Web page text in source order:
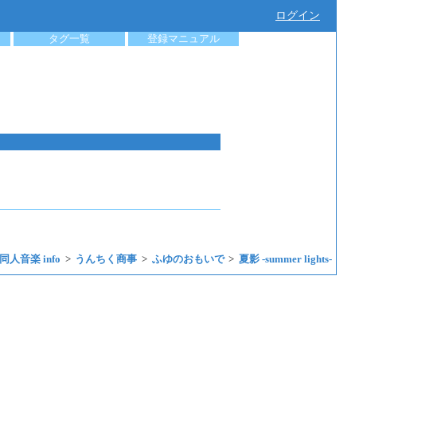
ログイン
タグ一覧 登録マニュアル
同人音楽 info うんちく商事 ふゆのおもいで 夏影 -summer lights-